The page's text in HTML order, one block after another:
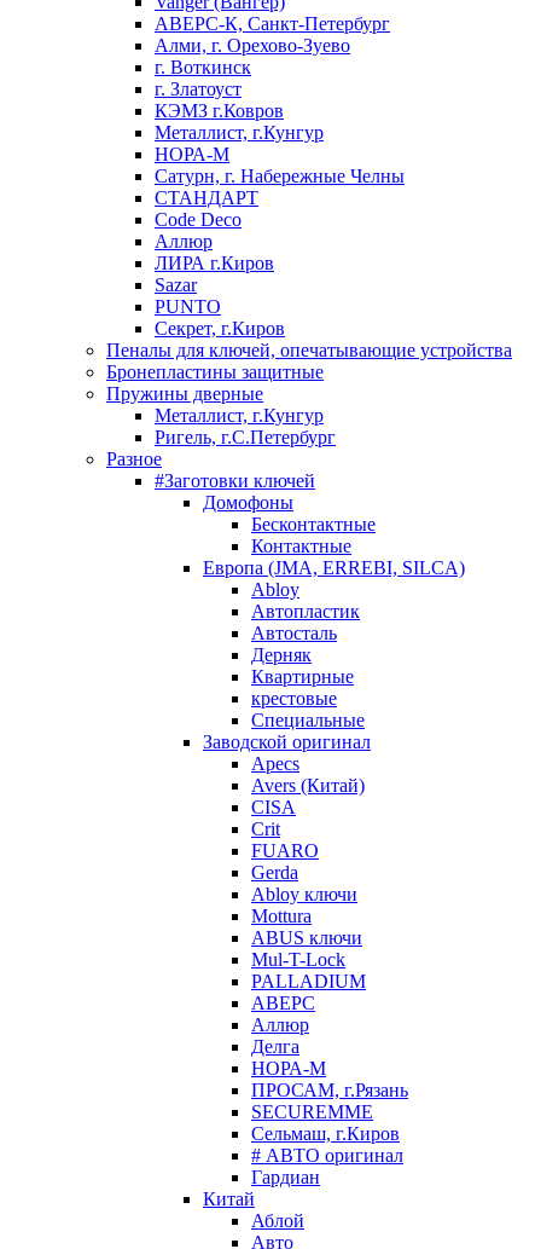
АВЕРС-К, Санкт-Петербург
Алми, г. Орехово-Зуево
г. Воткинск
г. Златоуст
КЭМЗ г.Ковров
Металлист, г.Кунгур
НОРА-М
Сатурн, г. Набережные Челны
СТАНДАРТ
Code Deco
Аллюр
ЛИРА г.Киров
Sazar
PUNTO
Секрет, г.Киров
Пеналы для ключей, опечатывающие устройства
Бронепластины защитные
Пружины дверные
Металлист, г.Кунгур
Ригель, г.С.Петербург
Разное
#Заготовки ключей
Домофоны
Бесконтактные
Контактные
Европа (JMA, ERREBI, SILCA)
Abloy
Автопластик
Автосталь
Дерняк
Квартирные
крестовые
Специальные
Заводской оригинал
Apecs
Avers (Китай)
CISA
Crit
FUARO
Gerda
Abloy ключи
Mottura
ABUS ключи
Mul-T-Lock
PALLADIUM
АВЕРС
Аллюр
Делга
НОРА-М
ПРОСАМ, г.Рязань
SECUREMME
Сельмаш, г.Киров
# АВТО оригинал
Гардиан
Китай
Аблой
Авто